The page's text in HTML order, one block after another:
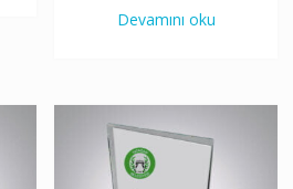
Devamını oku